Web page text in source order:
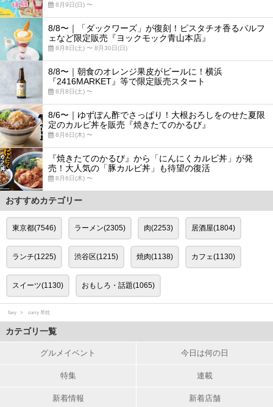
8月9日(日) 〜
8/8〜｜「ダックワーズ」が復刻！ピスタチオ香るパルフ
ェなど限定販売『ヨックモック青山本店』
8月8日(土) 〜 8月30日(日)
8/8〜｜朝食のオレンジ果皮がビールに！横浜
『2416MARKET』等で限定販売スタート
8月8日(土) 〜
8/6〜｜ゆずぽん酢でさっぱり！大根おろしをのせた夏限
定のカルビ丼を販売『焼きたてのかるび』
8月6日(木) 〜
『焼きたてのかるび』から「にんにくカルビ丼」が発
売！大人気の「豚カルビ丼」も待望の復活
8月6日(木) 〜
おすすめカテゴリー
東京都(7546) ラーメン(2305) 肉(2253) 居酒屋(1804)
ランチ(1225) 渋谷区(1215) 焼肉(1138) カフェ(1130)
スイーツ(1130) おもしろ・話題(1065)
favy curry 草枕
カテゴリ一覧
グルメイベント 今日は何の日
特集 連載
新着情報 新着店舗